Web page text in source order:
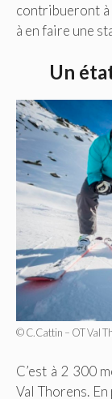
contribueront
à en faire une
Un
© C.Cattin – OT Val
C’est à 2 300
Val Thorens.